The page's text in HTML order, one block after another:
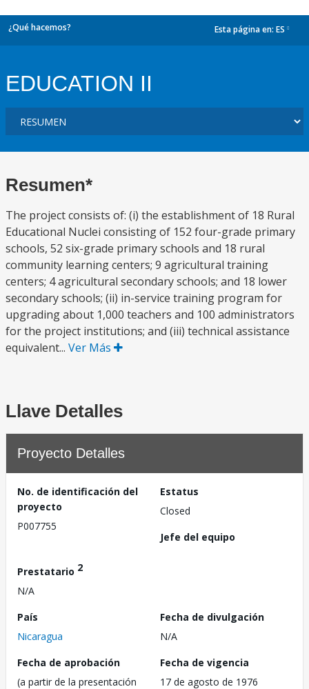
¿Qué hacemos? Esta página en: ES
EDUCATION II
Resumen*
The project consists of: (i) the establishment of 18 Rural
Educational Nuclei consisting of 152 four-grade primary
schools, 52 six-grade primary schools and 18 rural
community learning centers; 9 agricultural training
centers; 4 agricultural secondary schools; and 18 lower
secondary schools; (ii) in-service training program for
upgrading about 1,000 teachers and 100 administrators
for the project institutions; and (iii) technical assistance
equivalent... Ver Más
Llave Detalles
Proyecto Detalles
No. de identificación del
proyecto
P007755
Estatus
Closed
Jefe del equipo
Prestatario 2
N/A
País
Nicaragua
Fecha de divulgación
N/A
Fecha de aprobación
(a partir de la presentación
Fecha de vigencia
17 de agosto de 1976